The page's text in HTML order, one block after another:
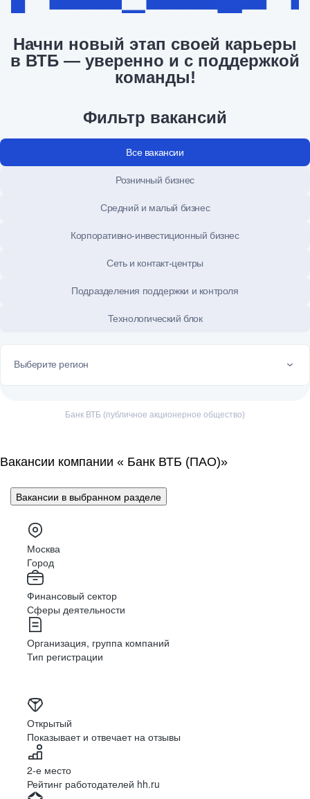
Начни новый этап своей карьеры
в ВТБ — уверенно и с поддержкой
команды!
Фильтр вакансий
Все вакансии
Розничный бизнес
Средний и малый бизнес
Корпоративно-инвестиционный бизнес
Сеть и контакт-центры
Подразделения поддержки и контроля
Технологический блок
Выберите регион
Банк ВТБ (публичное акционерное общество)
Вакансии компании « Банк ВТБ (ПАО)»
Вакансии в выбранном разделе
Москва
Город
Финансовый сектор
Сферы деятельности
Организация, группа компаний
Тип регистрации
Открытый
Показывает и отвечает на отзывы
2-е место
Рейтинг работодателей hh.ru